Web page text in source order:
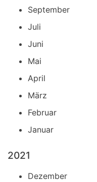
September
Juli
Juni
Mai
April
März
Februar
Januar
2021
Dezember